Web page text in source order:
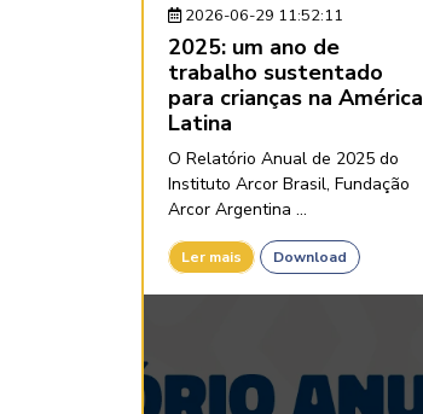
2026-06-29 11:52:11
2025: um ano de
trabalho sustentado
para crianças na América
Latina
O Relatório Anual de 2025 do
Instituto Arcor Brasil, Fundação
Arcor Argentina ...
Ler mais Download